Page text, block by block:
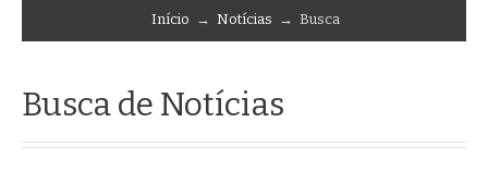
Início → Notícias → Busca
Busca de Notícias